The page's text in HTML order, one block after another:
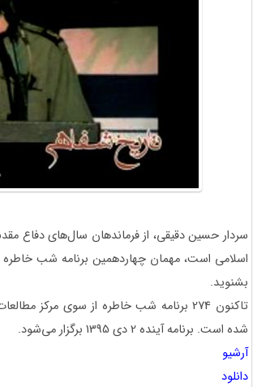
سردار حسین دقیقی، از فرماندهان سال‌های دفاع
بشنوید.
تاکنون 274 برنامه شب خاطره از سوی مرکز
شده است. برنامه آینده 2 دی 1395 برگزار می‌شود.
آرشیو
دانلود